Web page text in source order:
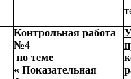
Контрольная работа
№4
по теме
« Показательная